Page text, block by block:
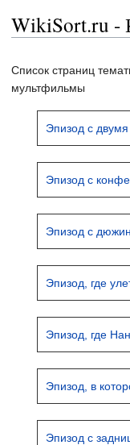
WikiSort.ru -
Список страниц
мультфильмы
Эпизод с
Эпизод с
Эпизод с
Эпизод, где
Эпизод, где
Эпизод, в
Эпизод с